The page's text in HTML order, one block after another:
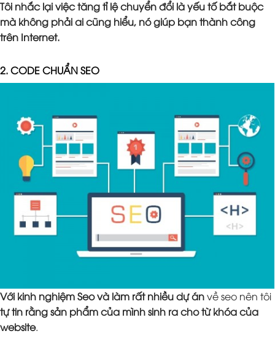
Tôi nhắc lại việc tăng tỉ lệ chuyển đổi là yếu tố bắt buộc
mà không phải ai cũng hiểu, nó giúp bạn thành công
trên Internet.
2. CODE CHUẨN SEO
Với kinh nghiệm Seo và làm rất nhiều dự ánvề seo nên tôi
tự tin rằng sản phẩm của mình sinh ra cho từ khóa của
website.